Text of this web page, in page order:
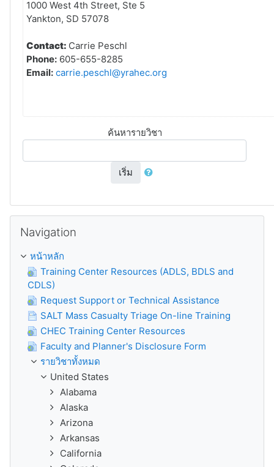
1000 West 4th Street, Ste 5
Yankton, SD 57078
Contact: Carrie Peschl
Phone: 605-655-8285
Email: carrie.peschl@yrahec.org
ค้นหารายวิชา
เริ่ม
Navigation
หน้าหลัก
Training Center Resources (ADLS, BDLS and
CDLS)
Request Support or Technical Assistance
SALT Mass Casualty Triage On-line Training
CHEC Training Center Resources
Faculty and Planner's Disclosure Form
รายวิชาทั้งหมด
United States
Alabama
Alaska
Arizona
Arkansas
California